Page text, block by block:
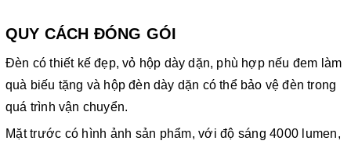
QUY CÁCH ĐÓNG GÓI
Đèn có thiết kế đẹp, vỏ hộp dày dặn, phù hợp nếu đem làm
quà biếu tặng và hộp đèn dày dặn có thể bảo vệ đèn trong
quá trình vận chuyển.
Mặt trước có hình ảnh sản phẩm, với độ sáng 4000 lumen,